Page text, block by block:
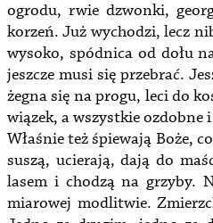
ogrodu, rwie dzwonki,
korzeń. Już wychodzi, lecz
wysoko, spódnica od dołu
jeszcze musi się przebrać.
żegna się na progu, leci do
wiązek, a wszystkie ozdobne
Właśnie też śpiewają Boże,
suszą, ucierają, dają do
lasem i chodzą na grzyby.
miarowej modlitwie.